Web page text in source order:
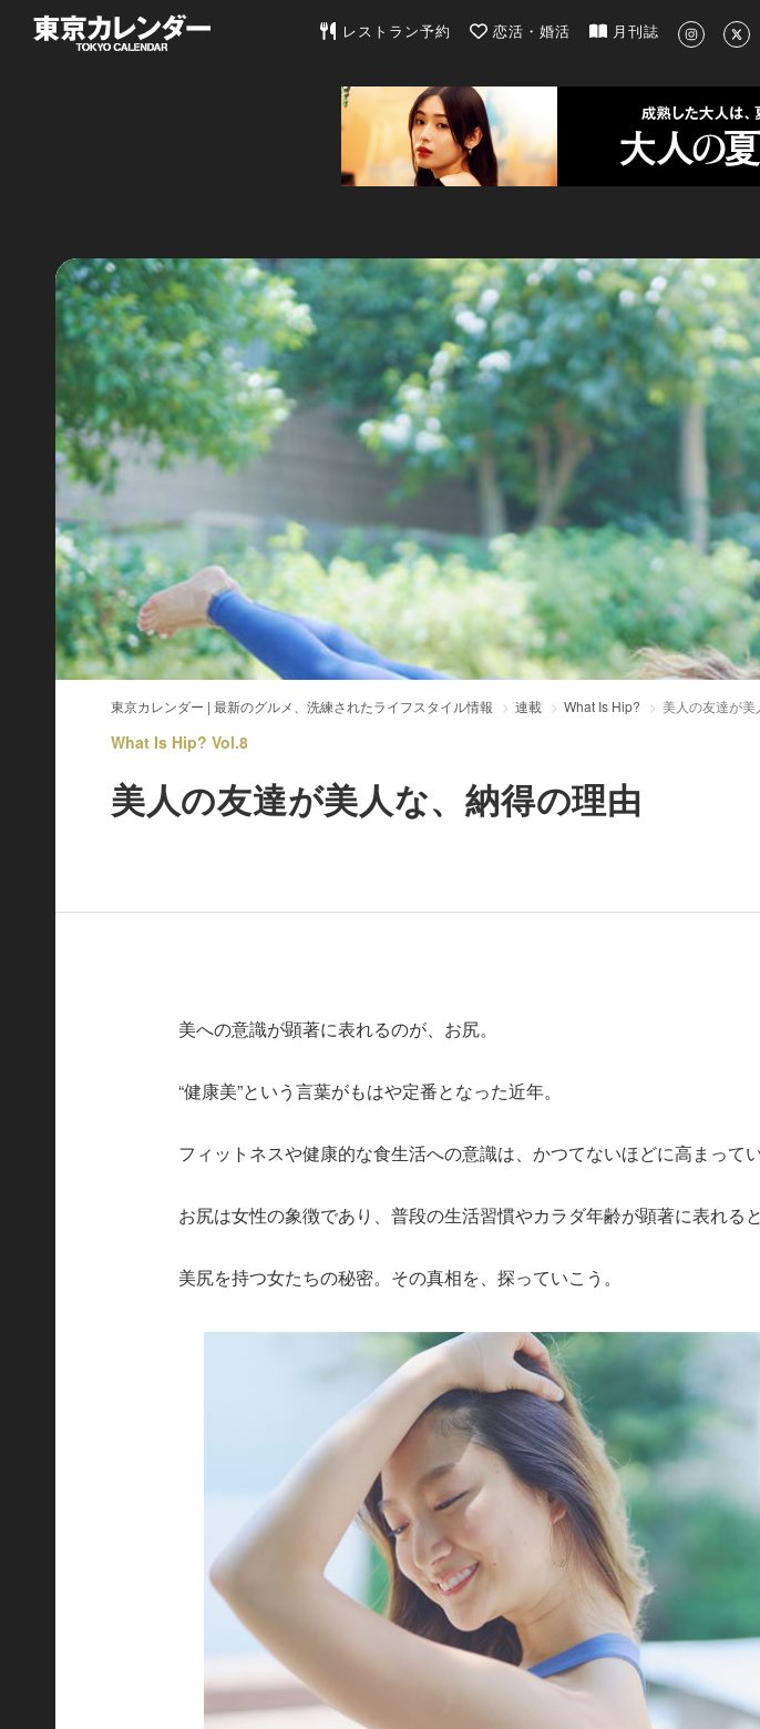
東京カレンダー | 最新のグルメ、洗練されたライフスタイ
レストラン予約 恋活・婚活 月刊誌
東京カレンダー | 最新のグルメ、洗練されたライフスタイル情報 連載 What Is Hip? 美人の友達が
What Is Hip? Vol.8
美人の友達が美人な、納得の理由
美への意識が顕著に表れるのが、お尻。
“健康美”という言葉がもはや定番となった近年。
フィットネスや健康的な食生活への意識は、かつてないほどに高まってい
お尻は女性の象徴であり、普段の生活習慣やカラダ年齢が顕著に表れると
美尻を持つ女たちの秘密。その真相を、探っていこう。